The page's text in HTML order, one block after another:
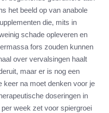
het beeld op van anabole
die, mits in
schade opleveren en
fors zouden kunnen
over vervalsingen haalt
maar er is nog een
keer na moet denken voor je
doseringen in
week zet voor spiergroei